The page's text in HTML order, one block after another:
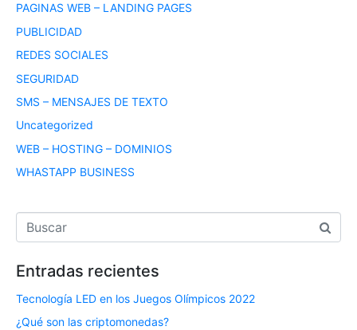
PAGINAS WEB – LANDING PAGES
PUBLICIDAD
REDES SOCIALES
SEGURIDAD
SMS – MENSAJES DE TEXTO
Uncategorized
WEB – HOSTING – DOMINIOS
WHASTAPP BUSINESS
Entradas recientes
Tecnología LED en los Juegos Olímpicos 2022
¿Qué son las criptomonedas?